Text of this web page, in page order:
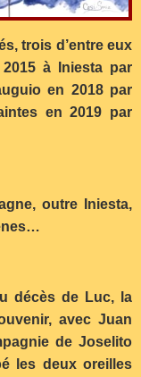
trois d’entre eux
à Iniesta par
en 2018 par
en 2019 par
outre Iniesta,
décès de Luc, la
avec Juan
de Joselito
les deux oreilles